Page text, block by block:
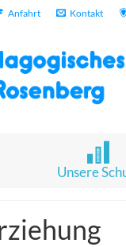
Anfahrt Kontakt
Unsere